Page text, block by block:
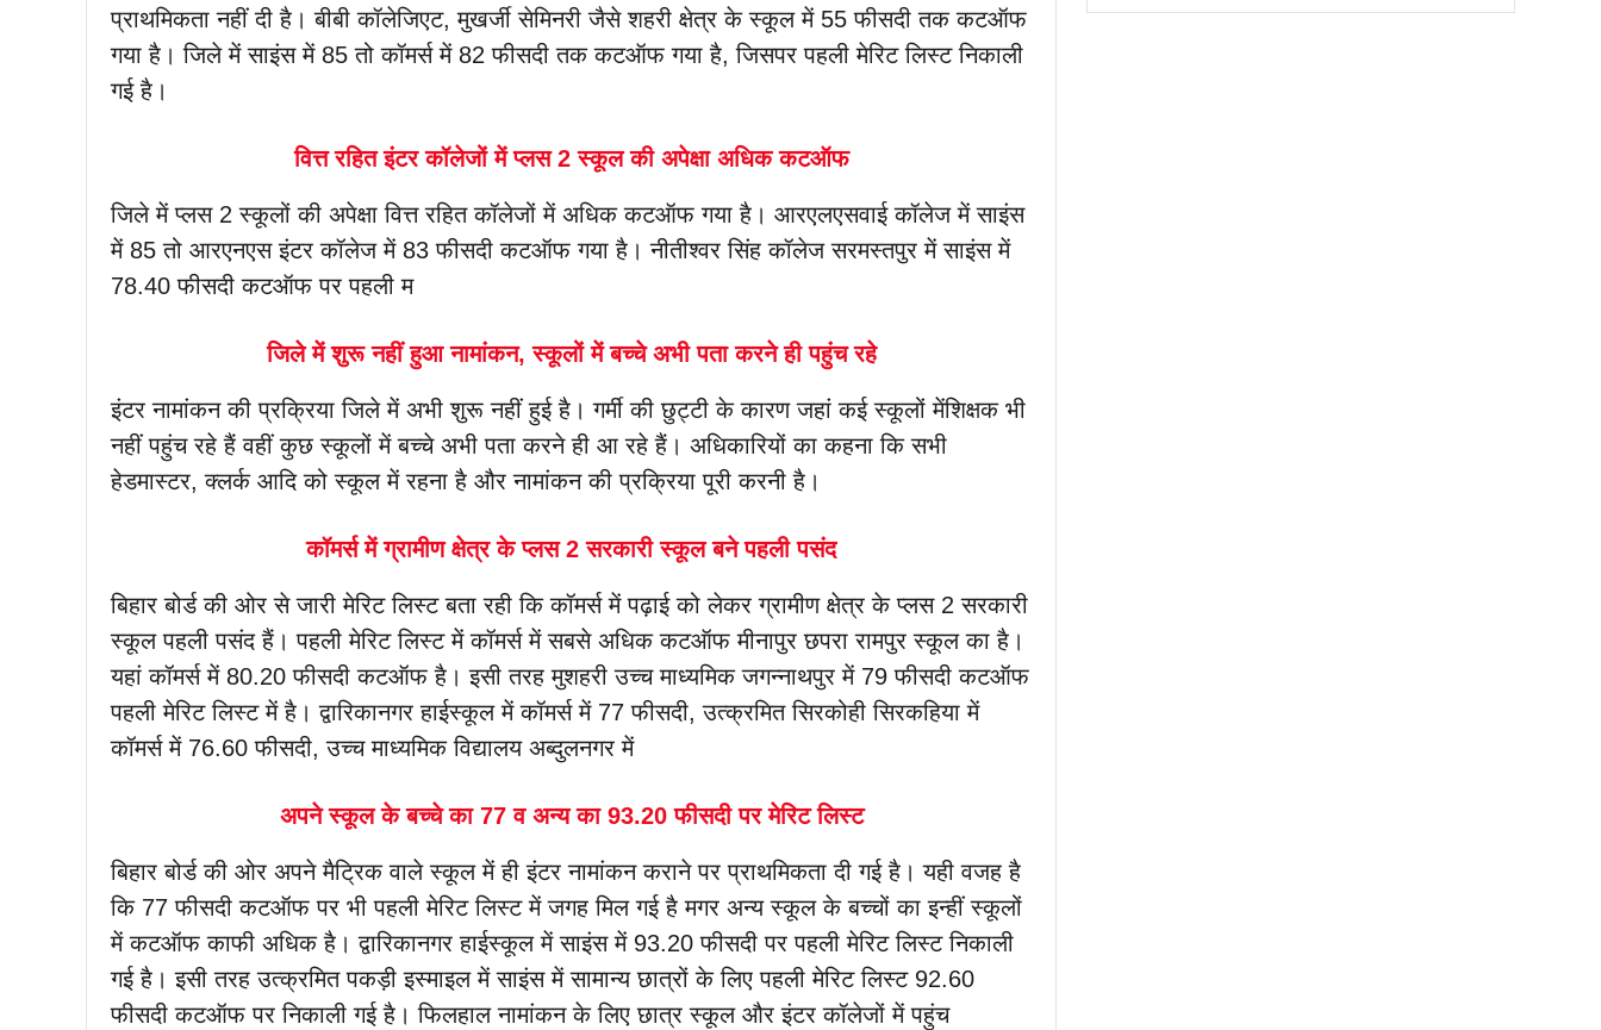
प्राथमिकता नहीं दी है। बीबी कॉलेजिएट, मुखर्जी सेमिनरी जैसे शहरी क्षेत्र के स्कूल में 55 फीसदी तक कटऑफ
गया है। जिले में साइंस में 85 तो कॉमर्स में 82 फीसदी तक कटऑफ गया है, जिसपर पहली मेरिट लिस्ट निकाली
गई है।
वित्त रहित इंटर कॉलेजों में प्लस 2 स्कूल की अपेक्षा अधिक कटऑफ
जिले में प्लस 2 स्कूलों की अपेक्षा वित्त रहित कॉलेजों में अधिक कटऑफ गया है। आरएलएसवाई कॉलेज में साइंस
में 85 तो आरएनएस इंटर कॉलेज में 83 फीसदी कटऑफ गया है। नीतीश्वर सिंह कॉलेज सरमस्तपुर में साइंस में
78.40 फीसदी कटऑफ पर पहली म
जिले में शुरू नहीं हुआ नामांकन, स्कूलों में बच्चे अभी पता करने ही पहुंच रहे
इंटर नामांकन की प्रक्रिया जिले में अभी शुरू नहीं हुई है। गर्मी की छुट्टी के कारण जहां कई स्कूलों मेंशिक्षक भी
नहीं पहुंच रहे हैं वहीं कुछ स्कूलों में बच्चे अभी पता करने ही आ रहे हैं। अधिकारियों का कहना कि सभी
हेडमास्टर, क्लर्क आदि को स्कूल में रहना है और नामांकन की प्रक्रिया पूरी करनी है।
कॉमर्स में ग्रामीण क्षेत्र के प्लस 2 सरकारी स्कूल बने पहली पसंद
बिहार बोर्ड की ओर से जारी मेरिट लिस्ट बता रही कि कॉमर्स में पढ़ाई को लेकर ग्रामीण क्षेत्र के प्लस 2 सरकारी
स्कूल पहली पसंद हैं। पहली मेरिट लिस्ट में कॉमर्स में सबसे अधिक कटऑफ मीनापुर छपरा रामपुर स्कूल का है।
यहां कॉमर्स में 80.20 फीसदी कटऑफ है। इसी तरह मुशहरी उच्च माध्यमिक जगन्नाथपुर में 79 फीसदी कटऑफ
पहली मेरिट लिस्ट में है। द्वारिकानगर हाईस्कूल में कॉमर्स में 77 फीसदी, उत्क्रमित सिरकोही सिरकहिया में
कॉमर्स में 76.60 फीसदी, उच्च माध्यमिक विद्यालय अब्दुलनगर में
अपने स्कूल के बच्चे का 77 व अन्य का 93.20 फीसदी पर मेरिट लिस्ट
बिहार बोर्ड की ओर अपने मैट्रिक वाले स्कूल में ही इंटर नामांकन कराने पर प्राथमिकता दी गई है। यही वजह है
कि 77 फीसदी कटऑफ पर भी पहली मेरिट लिस्ट में जगह मिल गई है मगर अन्य स्कूल के बच्चों का इन्हीं स्कूलों
में कटऑफ काफी अधिक है। द्वारिकानगर हाईस्कूल में साइंस में 93.20 फीसदी पर पहली मेरिट लिस्ट निकाली
गई है। इसी तरह उत्क्रमित पकड़ी इस्माइल में साइंस में सामान्य छात्रों के लिए पहली मेरिट लिस्ट 92.60
फीसदी कटऑफ पर निकाली गई है। फिलहाल नामांकन के लिए छात्र स्कूल और इंटर कॉलेजों में पहुंच